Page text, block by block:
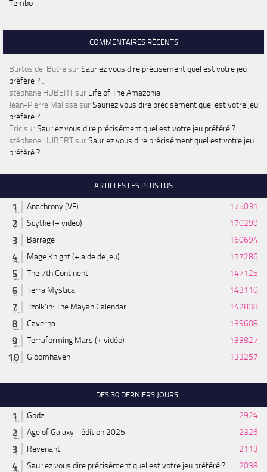
Tembo
COMMENTAIRES RÉCENTS
Burtos del ButresurSauriez vous dire précisément quel est votre jeu
préféré ?…
stéphane HUBERTsur Life of The Amazonia
Jean-Pierre MalissesurSauriez vous dire précisément quel est votre jeu
préféré ?…
ÉricsurSauriez vous dire précisément quel est votre jeu préféré ?…
stéphane HUBERTsurSauriez vous dire précisément quel est votre jeu
préféré ?…
ARTICLES LES PLUS LUS
Anachrony (VF)
175031
Scythe (+ vidéo)
170299
Barrage
160694
Mage Knight (+ aide de jeu)
157286
The 7th Continent
147125
Terra Mystica
143110
Tzolk'in: The Mayan Calendar
142838
Caverna
139608
Terraforming Mars (+ vidéo)
133827
Gloomhaven
133257
... DES 30 DERNIERS JOURS
Godz
2924
Age of Galaxy - édition 2025
2326
Revenant
2113
Sauriez vous dire précisément quel est votre jeu préféré ?...
2038